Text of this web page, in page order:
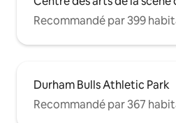
Recommandé par 399
Durham Bulls Athletic Park
Recommandé par 367